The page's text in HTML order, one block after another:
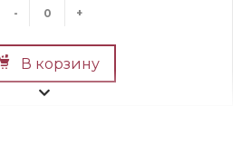
- +
В корзину